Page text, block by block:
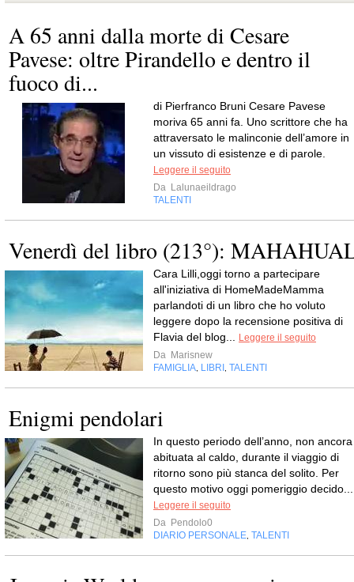
A 65 anni dalla morte di Cesare
Pavese: oltre Pirandello e dentro il
fuoco di...
di Pierfranco Bruni Cesare Pavese
moriva 65 anni fa. Uno scrittore che ha
attraversato le malinconie dell’amore in
un vissuto di esistenze e di parole.
Leggere il seguito
Da Lalunaeildrago
TALENTI
Venerdì del libro (213°):
Cara Lilli,oggi torno a partecipare
all'iniziativa di HomeMadeMamma
parlandoti di un libro che ho voluto
leggere dopo la recensione positiva di
Flavia del blog...
Leggere il seguito
Da Marisnew
FAMIGLIA LIBRI TALENTI
Enigmi pendolari
In questo periodo dell’anno, non ancora
abituata al caldo, durante il viaggio di
ritorno sono più stanca del solito. Per
questo motivo oggi pomeriggio decido...
Leggere il seguito
Da Pendolo0
DIARIO PERSONALE TALENTI